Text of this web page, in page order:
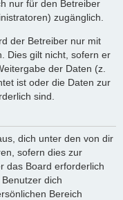
nur für den Betreiber
zugänglich.
der Betreiber nur mit
Dies gilt nicht, sofern er
der Daten (z.
ist oder die Daten zur
sind.
dich unter den von dir
sofern dies zur
das Board erforderlich
dich
Bereich